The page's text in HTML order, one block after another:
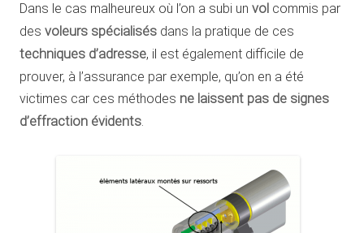
Dans le cas malheureux où l’on a subi un vol commis par
des voleurs spécialisés dans la pratique de ces
techniques d’adresse, il est également difficile de
prouver, à l’assurance par exemple, qu’on en a été
victimes car ces méthodes ne laissent pas de signes
d’effraction évidents.